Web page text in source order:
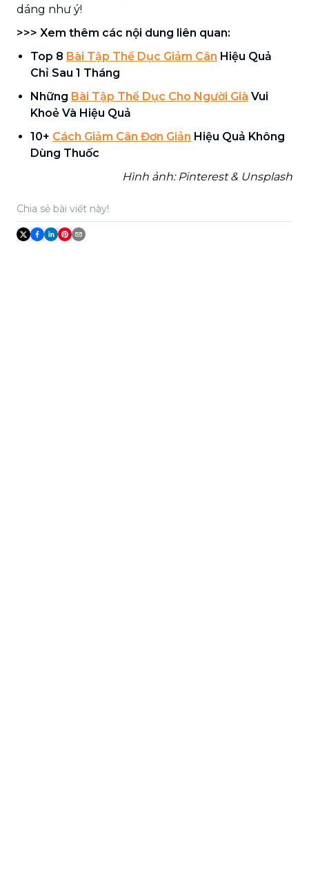
dáng như ý!
>>> Xem thêm các nội dung liên quan:
Top 8 Bài Tập Thể Dục Giảm Cân Hiệu Quả
Chỉ Sau 1 Tháng
Những Bài Tập Thể Dục Cho Người Già Vui
Khoẻ Và Hiệu Quả
10+ Cách Giảm Cân Đơn Giản Hiệu Quả Không
Dùng Thuốc
Hình ảnh: Pinterest & Unsplash
Chia sẻ bài viết này!